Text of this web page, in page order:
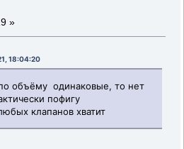
»
18:04:20
объёму одинаковые, то нет
пофигу
клапанов хватит